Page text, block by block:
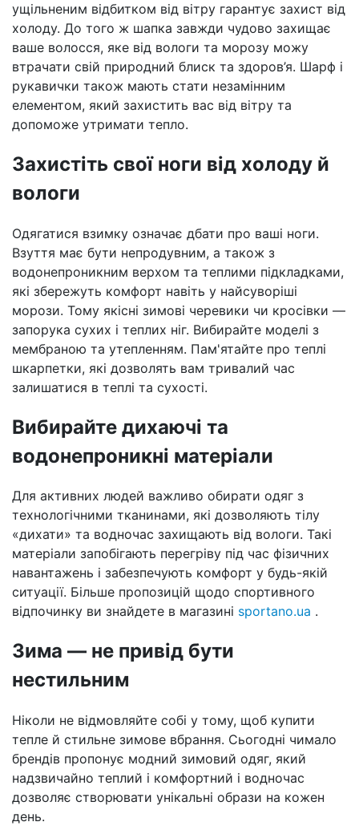
ущільненим відбитком від вітру гарантує захист від
холоду. До того ж шапка завжди чудово захищає
ваше волосся, яке від вологи та морозу можу
втрачати свій природний блиск та здоров’я. Шарф і
рукавички також мають стати незамінним
елементом, який захистить вас від вітру та
допоможе утримати тепло.
Захистіть свої ноги від холоду й
вологи
Одягатися взимку означає дбати про ваші ноги.
Взуття має бути непродувним, а також з
водонепроникним верхом та теплими підкладками,
які збережуть комфорт навіть у найсуворіші
морози. Тому якісні зимові черевики чи кросівки —
запорука сухих і теплих ніг. Вибирайте моделі з
мембраною та утепленням. Пам'ятайте про теплі
шкарпетки, які дозволять вам тривалий час
залишатися в теплі та сухості.
Вибирайте дихаючі та
водонепроникні матеріали
Для активних людей важливо обирати одяг з
технологічними тканинами, які дозволяють тілу
«дихати» та водночас захищають від вологи. Такі
матеріали запобігають перегріву під час фізичних
навантажень і забезпечують комфорт у будь-якій
ситуації. Більше пропозицій щодо спортивного
відпочинку ви знайдете в магазині sportano.ua .
Зима — не привід бути
нестильним
Ніколи не відмовляйте собі у тому, щоб купити
тепле й стильне зимове вбрання. Сьогодні чимало
брендів пропонує модний зимовий одяг, який
надзвичайно теплий і комфортний і водночас
дозволяє створювати унікальні образи на кожен
день.